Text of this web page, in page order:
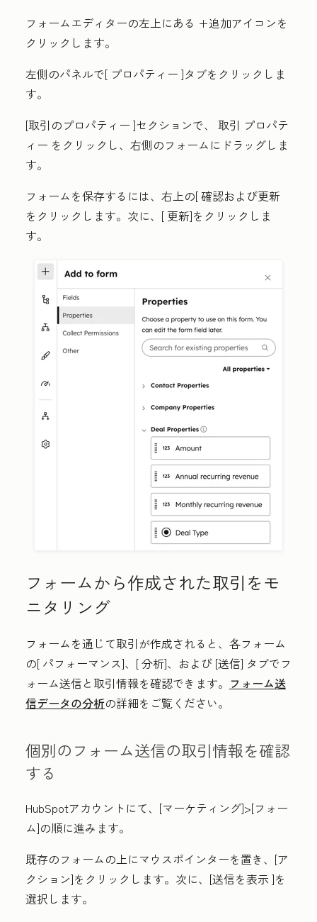
フォームエディターの左上にある +追加アイコンを
クリックします。
左側のパネルで[ プロパティー ]タブをクリックしま
す。
[取引のプロパティー ]セクションで、 取引 プロパテ
ィー をクリックし、右側のフォームにドラッグしま
す。
フォームを保存するには、右上の[確認および更新
をクリックします。次に、[ 更新]をクリックしま
す。
フォームから作成された取引をモ
ニタリング
フォームを通じて取引が作成されると、各フォーム
の[ パフォーマンス]、[分析]、および [送信] タブでフ
ォーム送信と取引情報を確認できます。 フォーム送
信データの分析の詳細をご覧ください。
個別のフォーム送信の取引情報を確認
する
HubSpotアカウントにて、[マーケティング]>[フォー
ム]の順に進みます。
既存のフォームの上にマウスポインターを置き、[ア
クション]をクリックします。次に、[送信を表示 ]を
選択します。